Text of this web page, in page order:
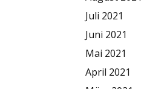
Juli 2021
Juni 2021
Mai 2021
April 2021